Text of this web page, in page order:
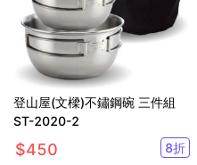
登山屋(文樑)不鏽鋼碗 三件組
ST-2020-2
$450 8折